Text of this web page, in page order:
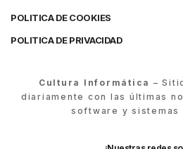
POLITICA DE COOKIES
POLITICA DE PRIVACIDAD
Cultura Informática –
diariamente con las últimas
software y sistemas